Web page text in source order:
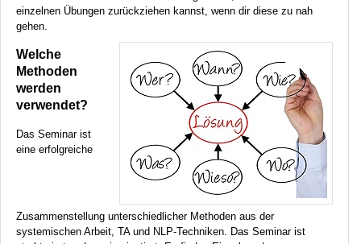
einzelnen Übungen zurückziehen kannst, wenn dir diese zu nah
gehen.
Welche
Methoden
werden
verwendet?
Das Seminar ist
eine erfolgreiche
Zusammenstellung unterschiedlicher Methoden aus der
systemischen Arbeit, TA und NLP-Techniken. Das Seminar ist